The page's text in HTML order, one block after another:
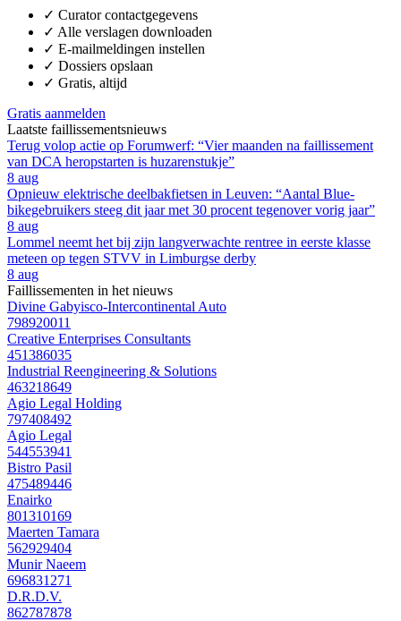
✓ Curator contactgegevens
✓ Alle verslagen downloaden
✓ E-mailmeldingen instellen
✓ Dossiers opslaan
✓ Gratis, altijd
Gratis aanmelden
Laatste faillissementsnieuws
Terug volop actie op Forumwerf: “Vier maanden na faillissement
van DCA heropstarten is huzarenstukje”
8 aug
Opnieuw elektrische deelbakfietsen in Leuven: “Aantal Blue-
bikegebruikers steeg dit jaar met 30 procent tegenover vorig jaar”
8 aug
Lommel neemt het bij zijn langverwachte rentree in eerste klasse
meteen op tegen STVV in Limburgse derby
8 aug
Faillissementen in het nieuws
Divine Gabyisco-Intercontinental Auto
798920011
Creative Enterprises Consultants
451386035
Industrial Reengineering & Solutions
463218649
Agio Legal Holding
797408492
Agio Legal
544553941
Bistro Pasil
475489446
Enairko
801310169
Maerten Tamara
562929404
Munir Naeem
696831271
D.R.D.V.
862787878